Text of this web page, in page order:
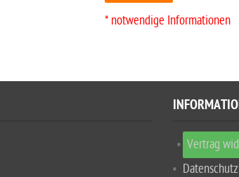
* notwendige Informationen
Vertrag
Datenschutz